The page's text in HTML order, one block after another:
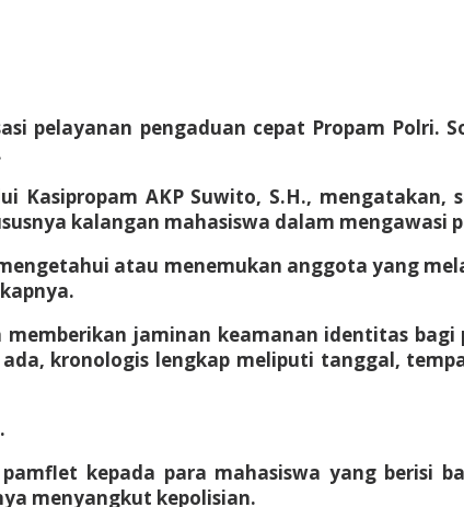
pelayanan pengaduan cepat Propam Polri.
Kasipropam AKP Suwito, S.H., mengatakan,
kalangan mahasiswa dalam mengawasi
atau menemukan anggota yang
jaminan keamanan identitas bagi
kronologis lengkap meliputi tanggal,
kepada para mahasiswa yang berisi
menyangkut kepolisian.